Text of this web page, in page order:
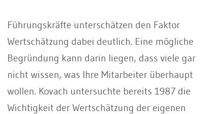
Führungskräfte unterschätzen den Faktor
Wertschätzung dabei deutlich. Eine mögliche
Begründung kann darin liegen, dass viele gar
nicht wissen, was Ihre Mitarbeiter überhaupt
wollen. Kovach untersuchte bereits 1987 die
Wichtigkeit der Wertschätzung der eigenen